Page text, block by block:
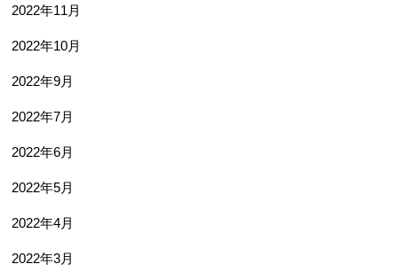
2022年11月
2022年10月
2022年9月
2022年7月
2022年6月
2022年5月
2022年4月
2022年3月